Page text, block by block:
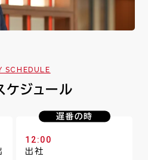
SCHEDULE
ケジュール
遅番の時
12:00
出社